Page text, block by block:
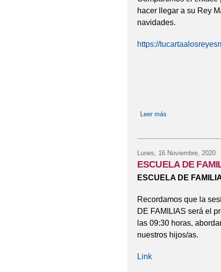
hacer llegar a su Rey
navidades.
https://
Leer más
Lunes, 16 Noviembre, 2020
ESCUELA DE
ESCUELA DE
Recordamos que la
DE FAMILIAS será el
las 09:30 horas,
nuestros hijos/as.
Link